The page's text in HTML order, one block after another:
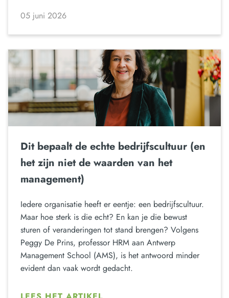
05 juni 2026
Dit bepaalt de echte bedrijfscultuur (en
het zijn niet de waarden van het
management)
Iedere organisatie heeft er eentje: een bedrijfscultuur.
Maar hoe sterk is die echt? En kan je die bewust
sturen of veranderingen tot stand brengen? Volgens
Peggy De Prins, professor HRM aan Antwerp
Management School (AMS), is het antwoord minder
evident dan vaak wordt gedacht.